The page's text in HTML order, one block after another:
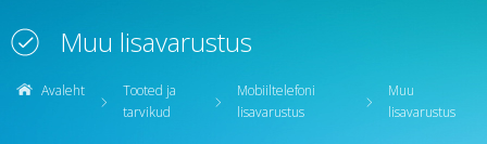
Muu lisavarustus
Avaleht
Tooted ja
tarvikud
Mobiiltelefoni
lisavarustus
Muu
lisavarustus